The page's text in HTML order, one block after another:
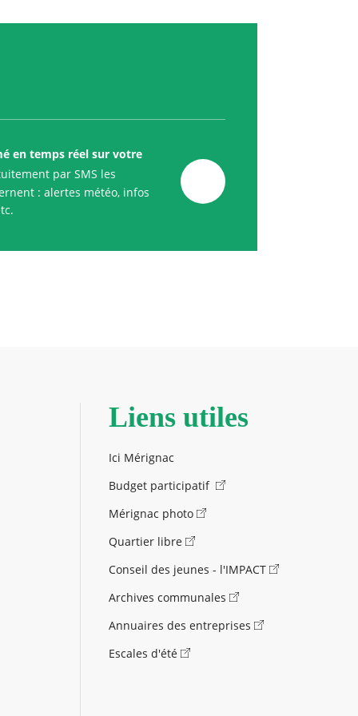
en temps réel sur votre
par SMS les
: alertes météo, infos
Liens utiles
Ici Mérignac
Budget participatif
Mérignac photo
Quartier libre
Conseil des jeunes - l'IMPACT
Archives communales
Annuaires des entreprises
Escales d'été